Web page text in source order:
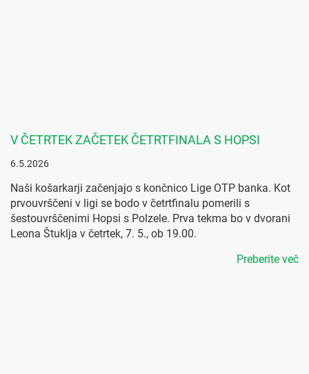
V ČETRTEK ZAČETEK ČETRTFINALA S HOPSI
6.5.2026
Naši košarkarji začenjajo s končnico Lige OTP banka. Kot
prvouvrščeni v ligi se bodo v četrtfinalu pomerili s
šestouvrščenimi Hopsi s Polzele. Prva tekma bo v dvorani
Leona Štuklja v četrtek, 7. 5., ob 19.00.
Preberite več